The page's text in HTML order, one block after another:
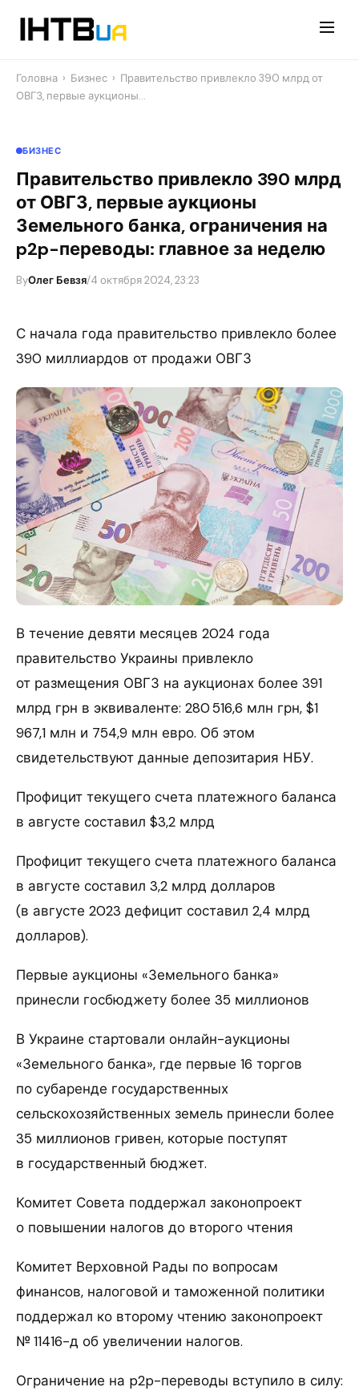
Головна › Бизнес › Правительство привлекло 390 млрд от
ОВГЗ, первые аукционы…
БИЗНЕС
Правительство привлекло 390 млрд
от ОВГЗ, первые аукционы
Земельного банка, ограничения на
p2p-переводы: главное за неделю
ByОлег Бевзя/4 октября 2024, 23:23
С начала года правительство привлекло более
390 миллиардов от продажи ОВГЗ
В течение девяти месяцев 2024 года
правительство Украины привлекло
от размещения ОВГЗ на аукционах более 391
млрд грн в эквиваленте: 280 516,6 млн грн, $1
967,1 млн и 754,9 млн евро. Об этом
свидетельствуют данные депозитария НБУ.
Профицит текущего счета платежного баланса
в августе составил $3,2 млрд
Профицит текущего счета платежного баланса
в августе составил 3,2 млрд долларов
(в августе 2023 дефицит составил 2,4 млрд
долларов).
Первые аукционы «Земельного банка»
принесли госбюджету более 35 миллионов
В Украине стартовали онлайн-аукционы
«Земельного банка», где первые 16 торгов
по субаренде государственных
сельскохозяйственных земель принесли более
35 миллионов гривен, которые поступят
в государственный бюджет.
Комитет Совета поддержал законопроект
о повышении налогов до второго чтения
Комитет Верховной Рады по вопросам
финансов, налоговой и таможенной политики
поддержал ко второму чтению законопроект
№ 11416-д об увеличении налогов.
Ограничение на p2p-переводы вступило в силу: